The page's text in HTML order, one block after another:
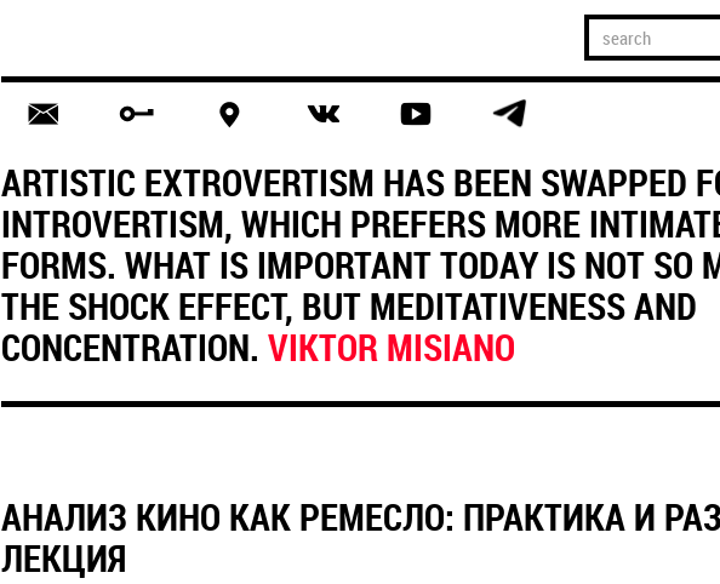
ARTISTIC EXTROVERTISM HAS BEEN SWAPPED
INTROVERTISM, WHICH PREFERS MORE
FORMS. WHAT IS IMPORTANT TODAY IS NOT SO
THE SHOCK EFFECT, BUT MEDITATIVENESS AND
CONCENTRATION. VIKTOR MISIANO
АНАЛИЗ КИНО КАК РЕМЕСЛО: ПРАКТИКА И
ЛЕКЦИЯ